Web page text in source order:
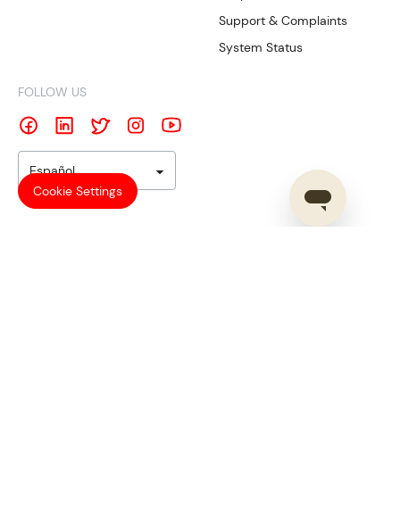
Support & Complaints
System Status
FOLLOW US
Español
Cookie Settings